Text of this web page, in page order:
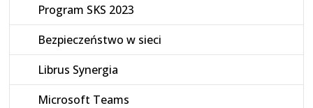
Program SKS 2023
Bezpieczeństwo w sieci
Librus Synergia
Microsoft Teams